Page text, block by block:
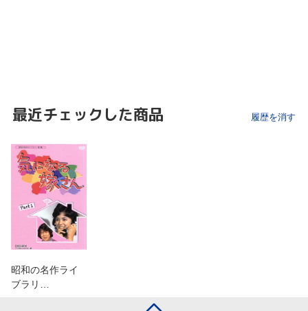
最近チェックした商品 履歴を消す
昭和の名作ライ
ブラリ…